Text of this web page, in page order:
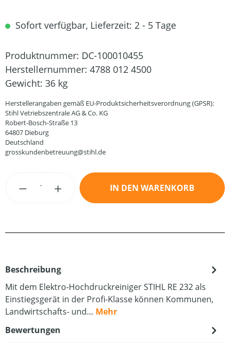
Sofort verfügbar, Lieferzeit: 2 - 5 Tage
Produktnummer: DC-100010455
Herstellernummer: 4788 012 4500
Gewicht: 36 kg
Herstellerangaben gemäß EU-Produktsicherheitsverordnung (GPSR):
Stihl Vetriebszentrale AG & Co. KG
Robert-Bosch-Straße 13
64807 Dieburg
Deutschland
grosskundenbetreuung@stihl.de
Produkt Anzahl: Gib den gewünschten
IN DEN WARENKORB
Beschreibung
Mit dem Elektro-Hochdruckreiniger STIHL RE 232 als
Einstiegsgerät in der Profi-Klasse können Kommunen,
Landwirtschafts- und… Mehr
Bewertungen